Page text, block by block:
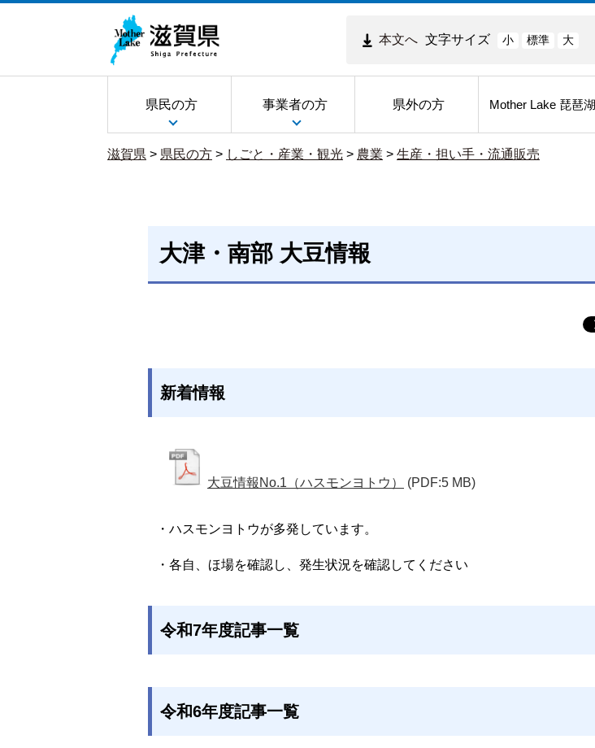
本文へ 文字サイズ 小 標準 大
県民の方 事業者の方 県外の方 Mother Lake 琵琶湖
滋賀県 > 県民の方 > しごと・産業・観光 > 農業 > 生産・担い手・流通販売
大津・南部 大豆情報
新着情報
大豆情報No.1（ハスモンヨトウ） (PDF:5 MB)
・ハスモンヨトウが多発しています。
・各自、ほ場を確認し、発生状況を確認してください
令和7年度記事一覧
令和6年度記事一覧